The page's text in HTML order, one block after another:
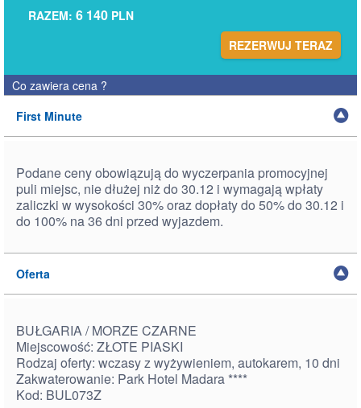
RAZEM: 6 140 PLN
REZERWUJ TERAZ
Co zawiera cena ?
First Minute
Podane ceny obowiązują do wyczerpania promocyjnej
puli miejsc, nie dłużej niż do 30.12 i wymagają wpłaty
zaliczki w wysokości 30% oraz dopłaty do 50% do 30.12 i
do 100% na 36 dni przed wyjazdem.
Oferta
BUŁGARIA / MORZE CZARNE
Miejscowość: ZŁOTE PIASKI
Rodzaj oferty: wczasy z wyżywieniem, autokarem, 10 dni
Zakwaterowanie: Park Hotel Madara ****
Kod: BUL073Z